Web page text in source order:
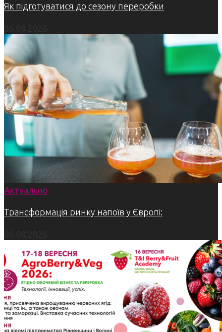
Як підготуватися до сезону переробки
Актуально
Трансформація ринку напоїв у Європі: